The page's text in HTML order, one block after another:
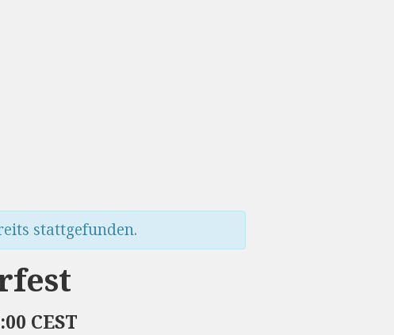
stattgefunden.
CEST